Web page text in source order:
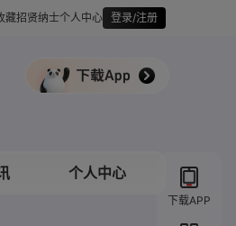
藏招贤纳士个人中心 登录/注册
个人中心
下载APP